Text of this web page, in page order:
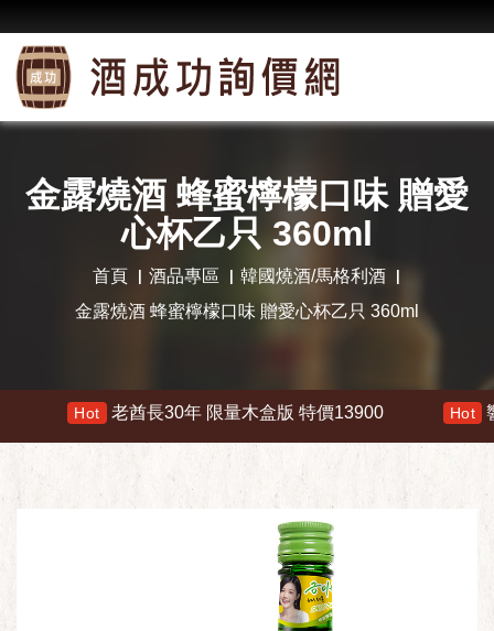
金露燒酒 蜂蜜檸檬口味 贈愛
心杯乙只 360ml
首頁 酒品專區
韓國燒酒/馬格利酒
金露燒酒 蜂蜜檸檬口味 贈愛心杯乙只 360ml
老酋長30年 限量木盒版 特價13900 響 30